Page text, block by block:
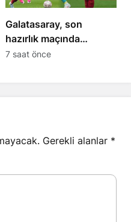
Galatasaray, son
hazırlık maçında
Villarreal’e 2-1 yenildi
7 saat önce
Gerekli alanlar *